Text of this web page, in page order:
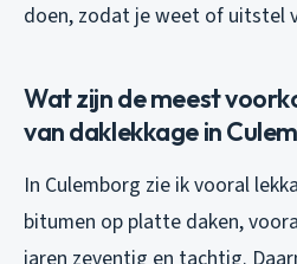
doen, zodat je weet of uitstel
Wat zijn de meest
van daklekkage in
In Culemborg zie ik vooral
bitumen op platte daken,